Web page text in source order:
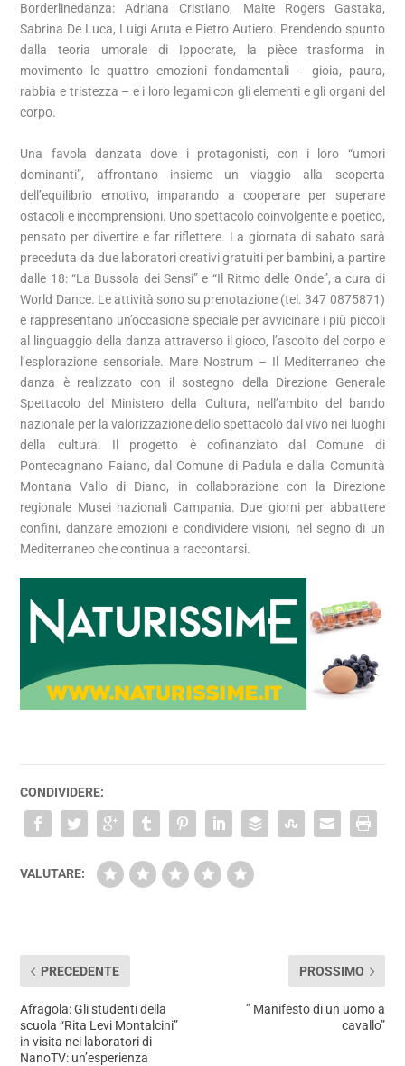
Borderlinedanza: Adriana Cristiano, Maite Rogers Gastaka,
Sabrina De Luca, Luigi Aruta e Pietro Autiero. Prendendo spunto
dalla teoria umorale di Ippocrate, la pièce trasforma in
movimento le quattro emozioni fondamentali – gioia, paura,
rabbia e tristezza – e i loro legami con gli elementi e gli organi del
corpo.
Una favola danzata dove i protagonisti, con i loro “umori
dominanti”, affrontano insieme un viaggio alla scoperta
dell’equilibrio emotivo, imparando a cooperare per superare
ostacoli e incomprensioni. Uno spettacolo coinvolgente e poetico,
pensato per divertire e far riflettere. La giornata di sabato sarà
preceduta da due laboratori creativi gratuiti per bambini, a partire
dalle 18: “La Bussola dei Sensi” e “Il Ritmo delle Onde”, a cura di
World Dance. Le attività sono su prenotazione (tel. 347 0875871)
e rappresentano un’occasione speciale per avvicinare i più piccoli
al linguaggio della danza attraverso il gioco, l’ascolto del corpo e
l’esplorazione sensoriale. Mare Nostrum – Il Mediterraneo che
danza è realizzato con il sostegno della Direzione Generale
Spettacolo del Ministero della Cultura, nell’ambito del bando
nazionale per la valorizzazione dello spettacolo dal vivo nei luoghi
della cultura. Il progetto è cofinanziato dal Comune di
Pontecagnano Faiano, dal Comune di Padula e dalla Comunità
Montana Vallo di Diano, in collaborazione con la Direzione
regionale Musei nazionali Campania. Due giorni per abbattere
confini, danzare emozioni e condividere visioni, nel segno di un
Mediterraneo che continua a raccontarsi.
CONDIVIDERE:
VALUTARE:
PRECEDENTE
Afragola: Gli studenti della
scuola “Rita Levi Montalcini”
in visita nei laboratori di
NanoTV: un’esperienza
PROSSIMO
” Manifesto di un uomo a
cavallo”